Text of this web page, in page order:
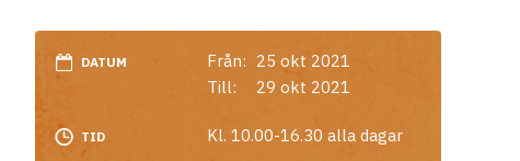
DATUM Från: 25 okt 2021
Till:
29 okt 2021
TID Kl. 10.00-16.30 alla dagar